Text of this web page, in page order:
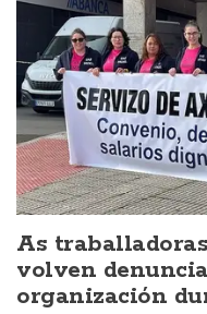
As
volven
organización